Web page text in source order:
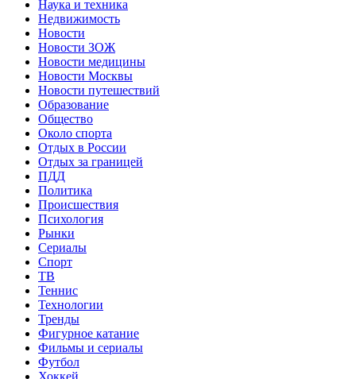
Наука и техника
Недвижимость
Новости
Новости ЗОЖ
Новости медицины
Новости Москвы
Новости путешествий
Образование
Общество
Около спорта
Отдых в России
Отдых за границей
ПДД
Политика
Происшествия
Психология
Рынки
Сериалы
Спорт
ТВ
Теннис
Технологии
Тренды
Фигурное катание
Фильмы и сериалы
Футбол
Хоккей